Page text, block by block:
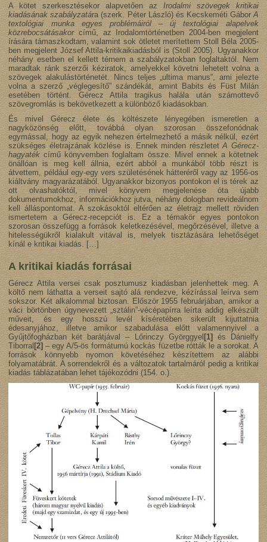
A kötet szerkesztésekor alapvetően az Irodalmi szövegek kritikai
kiadásának szabályzatára (szerk. Péter László) és Kecskeméti Gábor A
textológiai munka egyes problémáiról – új textológiai alapelvek
közrebocsátásakorcímű, az Irodalomtörténetben 2004-ben megjelent
írására támaszkodtam, valamint sok ötletet merítettem Stoll Béla 2005-
ben megjelent József Attila-kritikaikiadásból is (Stoll 2005). Ugyanakkor
néhány esetben el kellett térnem a szabályzatokban foglaltaktól. Nem
maradtak ránk szerzői kéziratok, amelyekkel követni lehetett volna a
szövegek alakulástörténetét. Nincs teljes „ultima manus”, ami jelezte
volna a szerző „véglegesítő” szándékát, amint Babits és Füst Milán
esetében történt. Gérecz Attila tragikus halála után számottevő
szövegromlás is bekövetkezett a különböző kiadásokban.
És mivel Gérecz élete és költészete lényegében ismeretlen a
nagyközönség előtt, továbbá olyan szorosan összefonódnak
egymással, hogy az egyik nehezen értelmezhető a másik nélkül, ezért
szükséges életrajzának közlése is. Ennek minden részletetA Gérecz-
hagyaték című könyvemben foglaltam össze. Mivel ennek a kötetnek
önállóan is meg kell állnia, ezért abból a munkából több részt is
átvettem, például egy-egy vers születésének hátteréről vagy az 1956-os
kiáltvány magyarázatából. Ugyanakkor bizonyos pontokon el is térek az
ott olvashatóktól, mivel könyvem megjelenése óta újabb
dokumentumokhoz, információkhoz jutva, néhány dologban revideálnom
kell álláspontomat. A szokásoktól eltérően az életrajz mellett röviden
ismertetem a Gérecz-recepciót is. Ez a témakör egyes pontokon
szorosan összefügg a források keletkezésével, megőrzésével, illetve a
hitelességükről kialakult vitával is, melyek tisztázására lehetőséget
kínál e kritikai kiadás. […]
A kritikai kiadás forrásai
Gérecz Attila versei csak posztumusz kiadásban jelenhettek meg. A
költő nem láthatta a verseit sajtó alá rendezve, kézírással leírva sem
sokszor. Két alkalommal biztosan. Először 1955 februárjában, amikor a
váci börtönben úgynevezett „sztálin”-vécépapírra leírta addig elkészült
műveit, és egy hosszú levél kíséretében sikerült kijuttatnia
édesanyjához, illetve amikor szabadulása előtt valamennyivel a
Gyűjtőfogházban két barátjával – Lőrinczy Györggyel [1] és Dánielfy
Tiborral [2] – egy A/5-ös formátumú kockás füzetbe rótták le a sorokat. A
források könnyebb nyomon követéséhez készítettem az alábbi
folyamatábrát. A sorrendekről és a változatok tartalmáról pedig a kritikai
kiadás táblázatában lehet tájékozódni (154. o.).